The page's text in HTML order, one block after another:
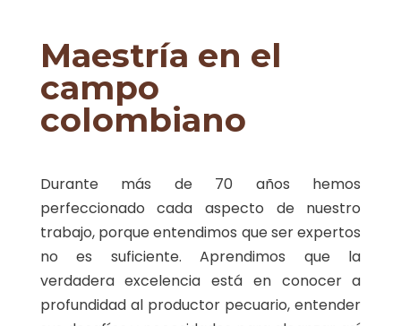
Maestría en el
campo
colombiano
Durante más de 70 años hemos
perfeccionado cada aspecto de nuestro
trabajo, porque entendimos que ser expertos
no es suficiente. Aprendimos que la
verdadera excelencia está en conocer a
profundidad al productor pecuario, entender